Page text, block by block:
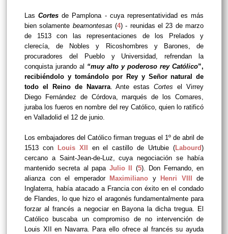
LasCortesde Pamplona - cuya representatividad es más
bien solamente beamontesas(4) - reunidas el 23 de marzo
de 1513 con las representaciones de los Prelados y
clerecía, de Nobles y Ricoshombres y Barones, de
procuradores del Pueblo y Universidad, refrendan la
conquista jurando al “muy alto y poderoso rey Católico”,
recibiéndolo y tomándolo por Rey y Señor natural de
todo el Reino de Navarra. Ante estasCortes el Virrey
Diego Fernández de Córdova, marqués de los Comares,
juraba los fueros en nombre del rey Católico, quien lo ratificó
en Valladolid el 12 de junio.
Los embajadores del Católico firman treguas el 1º de abril de
1513 con
Louis XII en el castillo de Urtubie (Labourd)
cercano a Saint-Jean-de-Luz, cuya negociación se había
mantenido secreta al papa Julio II (5). Don Fernando, en
alianza con el emperador Maximiliano y Henri VIII
de
Inglaterra, había atacado a Francia con éxito en el condado
de Flandes, lo que hizo el aragonés fundamentalmente para
forzar al francés a negociar en Bayona la dicha tregua. El
Católico buscaba un compromiso de no intervención de
Louis XII en Navarra. Para ello ofrece al francés su ayuda